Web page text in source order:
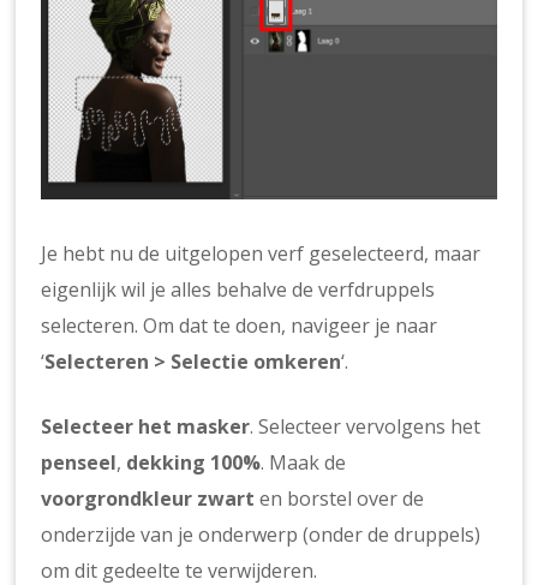
Je hebt nu de uitgelopen verf geselecteerd, maar
eigenlijk wil je alles behalve de verfdruppels
selecteren. Om dat te doen, navigeer je naar
‘Selecteren > Selectie omkeren‘.
Selecteer het masker. Selecteer vervolgens het
penseel, dekking 100%. Maak de
voorgrondkleur zwart en borstel over de
onderzijde van je onderwerp (onder de druppels)
om dit gedeelte te verwijderen.